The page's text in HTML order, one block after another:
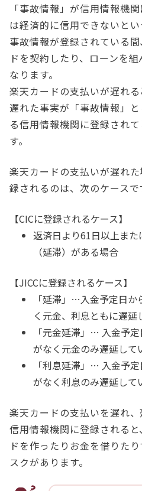
「事故情報」が信用情報機
は経済的に信用できないとい
事故情報が登録されている
ドを契約したり、ローンを
なります。
楽天カードの支払いが遅れ
遅れた事実が「事故情報」
る信用情報機関に登録され
す。
楽天カードの支払いが遅れ
録されるのは、次のケースで
【CICに登録されるケース】
返済日より61日以上ま
（延滞）がある場合
【JICCに登録されるケース】
「延滞」…入金予定日
く元金、利息ともに遅延
「元金延滞」… 入金予
がなく元金のみ遅延して
「利息延滞」… 入金予
がなく利息のみ遅延して
楽天カードの支払いを遅れ
信用情報機関に登録される
ドを作ったりお金を借りた
スクがあります。